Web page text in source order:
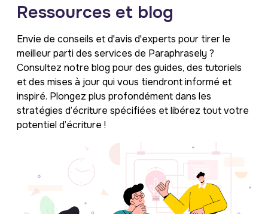
Ressources et blog
Envie de conseils et d'avis d'experts pour tirer le
meilleur parti des services de Paraphrasely ?
Consultez notre blog pour des guides, des tutoriels
et des mises à jour qui vous tiendront informé et
inspiré. Plongez plus profondément dans les
stratégies d’écriture spécifiées et libérez tout votre
potentiel d’écriture !